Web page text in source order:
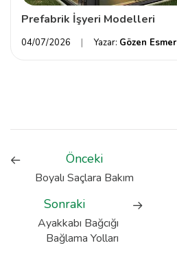
Prefabrik İşyeri Modelleri
04/07/2026 Yazar: Gözen Esmer
Önceki
Boyalı Saçlara Bakım
Sonraki
Ayakkabı Bağcığı
Bağlama Yolları